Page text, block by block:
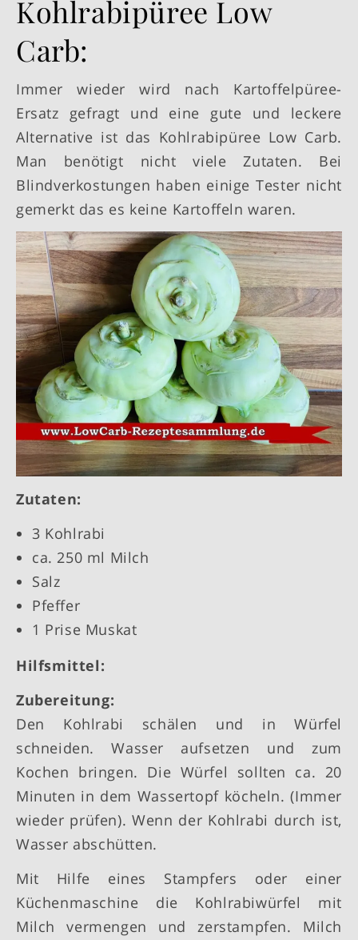
Kohlrabipüree Low
Carb:
Immer wieder wird nach Kartoffelpüree-
Ersatz gefragt und eine gute und leckere
Alternative ist das Kohlrabipüree Low Carb.
Man benötigt nicht viele Zutaten. Bei
Blindverkostungen haben einige Tester nicht
gemerkt das es keine Kartoffeln waren.
Zutaten:
3 Kohlrabi
ca. 250 ml Milch
Salz
Pfeffer
1 Prise Muskat
Hilfsmittel:
Zubereitung:
Den Kohlrabi schälen und in Würfel
schneiden. Wasser aufsetzen und zum
Kochen bringen. Die Würfel sollten ca. 20
Minuten in dem Wassertopf köcheln. (Immer
wieder prüfen). Wenn der Kohlrabi durch ist,
Wasser abschütten.
Mit Hilfe eines Stampfers oder einer
Küchenmaschine die Kohlrabiwürfel mit
Milch vermengen und zerstampfen. Milch